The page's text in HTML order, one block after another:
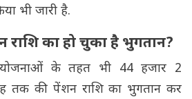
भी जारी है.
राशि का हो चुका है भुगतान?
योजनाओं के तहत भी 44 हजार 2
तक की पेंशन राशि का भुगतान कर